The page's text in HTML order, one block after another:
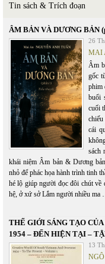
Tin sách & Trích đoạn
ÂM BẢN VÀ DƯƠNG BẢN
26
MAI
Âm
gốc
phim
buổi
cuối
cái
sách
khái niệm Âm bản & Dương
nhỏ để phác họa hành trình tinh
hé lộ giúp người đọc đôi chút về
hệ, ở xứ sở Lắm người nhiều ma
THẾ GIỚI SÁNG TẠO
1954 – ĐẾN HIỆN TẠI –
13